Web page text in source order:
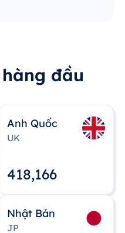
đầu
Anh Quốc
UK
418,167
Nhật Bản
JP